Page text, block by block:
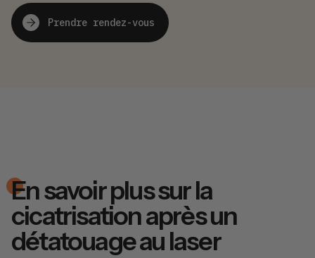
Prendre rendez-vous
En savoir plus sur la
cicatrisation après un
détatouage au laser